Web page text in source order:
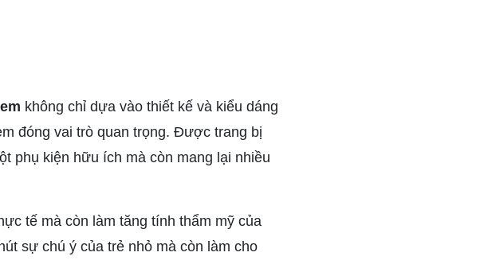
không chỉ dựa vào thiết kế và kiểu dáng
đóng vai trò quan trọng. Được trang bị
phụ kiện hữu ích mà còn mang lại nhiều
tế mà còn làm tăng tính thẩm mỹ của
sự chú ý của trẻ nhỏ mà còn làm cho